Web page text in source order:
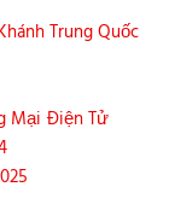
Trung Quốc
Mại Điện Tử